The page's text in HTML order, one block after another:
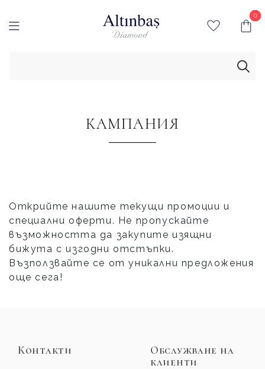
0
0
КАМПАНИЯ
Открийте нашите текущи промоции и
специални оферти. Не пропускайте
възможността да закупите изящни
бижута с изгодни отстъпки.
Възползвайте се от уникални предложения
още сега!
Контакти
Обслужване на
клиенти